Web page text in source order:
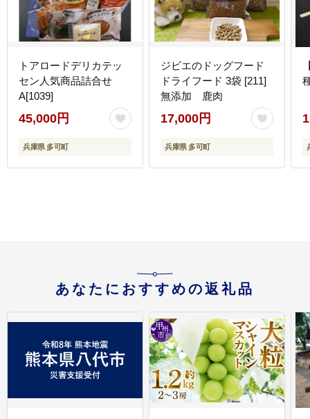
トアロードデリカテッ
セン人気商品詰合せ
A[1039]
45,000円
兵庫県 多可町
ジビエのドッグフード
ドライフード 3袋 [211]
無添加 鹿肉
17,000円
兵庫県 多可町
あなたにおすすめの返礼品